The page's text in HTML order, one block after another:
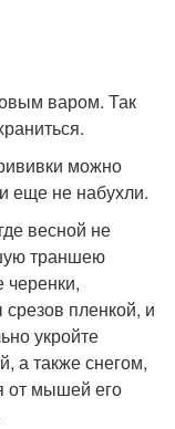
варом. Так
можно
еще не набухли.
весной не
траншею
черенки,
пленкой, и
укройте
а также снегом,
от мышей его